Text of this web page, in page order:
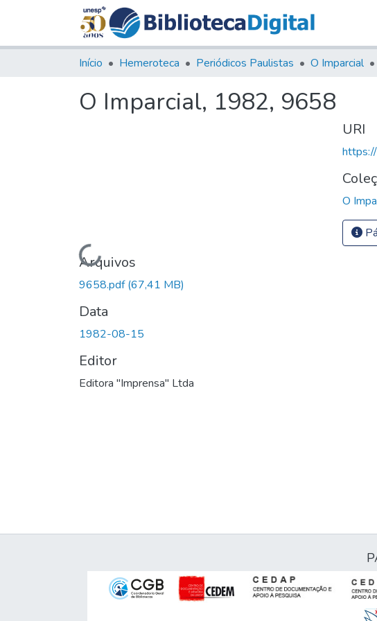
Início Hemeroteca Periódicos Paulistas O Imparcial
O Imparcial, 1982, 9658
Carregando...
Arquivos
9658.pdf(67,41 MB)
Data
1982-08-15
Editor
Editora "Imprensa" Ltda
URI
O